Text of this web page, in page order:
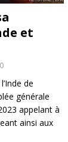
et
0
de
générale
appelant à
ainsi aux